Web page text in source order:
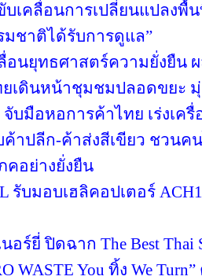
เคลื่อนการเปลี่ยนแปลงพื้
มชาติได้รับการดูแล”
นยุทธศาสตร์ความยั่งยืน ผ
เดินหน้าชุมชมปลอดขยะ มุ่
บมือหอการค้าไทย เร่งเครื่
าปลีก-ค้าส่งสีเขียว ชวน
คอย่างยั่งยืน
รับมอบเฮลิคอปเตอร์
อร์ยี่ ปิดฉาก The Best Thai
WASTE You ทิ้ง We